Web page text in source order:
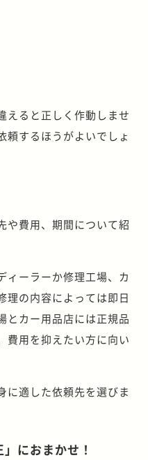
えると正しく作動しませ
頼するほうがよいでしょ
や費用、期間について紹
ィーラーか修理工場、カ
理の内容によっては即日
とカー用品店には正規品
費用を抑えたい方に向い
に適した依頼先を選びま
におまかせ！